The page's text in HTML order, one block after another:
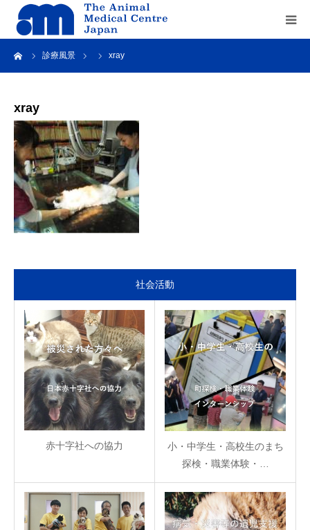
診療風景 xray
xray
社会活動
赤十字社への協力
小・中学生・高校生のまち
探検・職業体験・…
Home
service
recruit
contact us